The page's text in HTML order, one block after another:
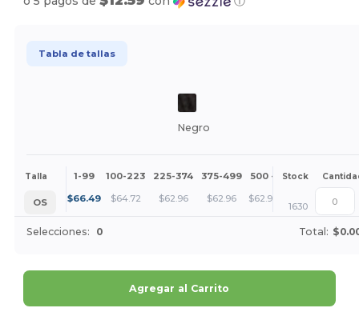
Tabla de tallas
Negro
Talla 1-99 100-223 225-374 375-499 500 + Más
Stock
OS $66.49 $64.72 $62.96 $62.96 $62.96 +
1630
Selecciones: 0 Total:
Agregar al Carrito